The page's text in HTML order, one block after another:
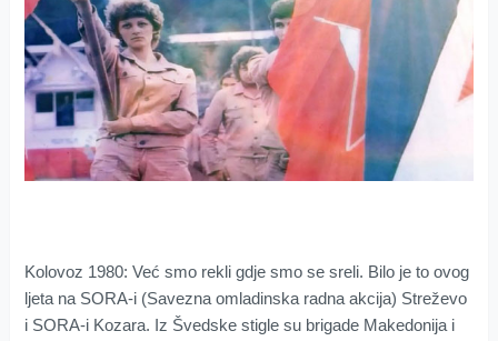
Kolovoz 1980: Već smo rekli gdje smo se sreli. Bilo je to ovog
ljeta na SORA-i (Savezna omladinska radna akcija) Streževo
i SORA-i Kozara. Iz Švedske stigle su brigade Makedonija i